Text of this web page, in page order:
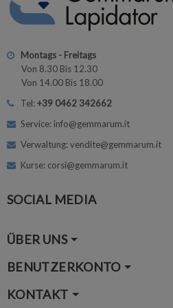
Montags - Freitags
Von 8.30 Bis 12.30
Von 14.00 Bis 18.00
Tel:+39 0462 342662
Service: info@gemmarum.it
Verwaltung: vendite@gemmarum.it
Kurse: corsi@gemmarum.it
SOCIAL MEDIA
ÜBER UNS
BENUTZERKONTO
KONTAKT